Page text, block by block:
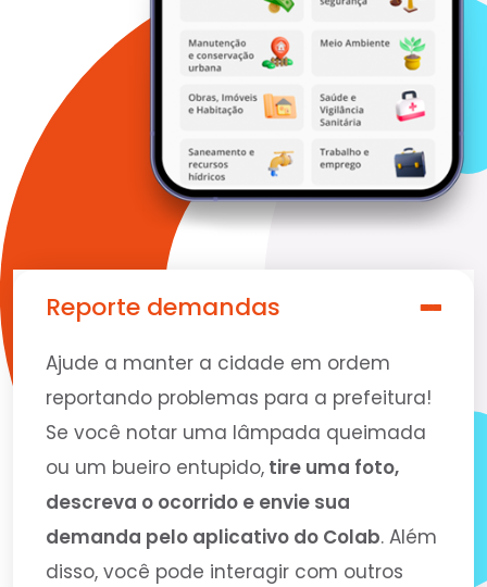
Reporte demandas
Ajude a manter a cidade em ordem
reportando problemas para a prefeitura!
Se você notar uma lâmpada queimada
ou um bueiro entupido, tire uma foto,
descreva o ocorrido e envie sua
demanda pelo aplicativo do Colab. Além
disso, você pode interagir com outros